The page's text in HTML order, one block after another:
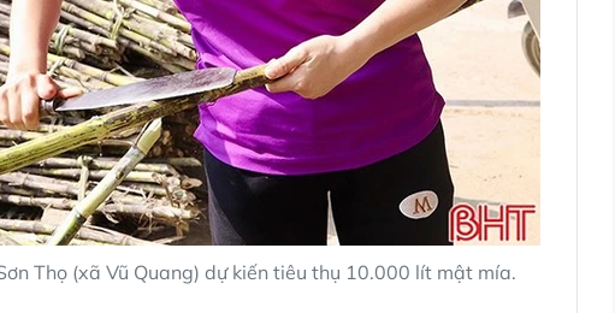
Thọ (xã Vũ Quang) dự kiến tiêu thụ 10.000 lít mật mía.